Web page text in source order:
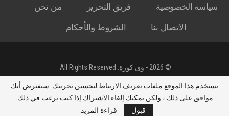
سياسة الخصوصية فريق التحرير
من نحن
الاتصال بنا
الشروط والأحكام
© 2026 - وى كورة. All Rights Reserved.
جميع الحقوق محفوظة لموقع وى كورة - تصميم : ياسين محمد الشحات
العريني
يستخدم هذا الموقع ملفات تعريف الارتباط لتحسين تجربتك. سنفترض أنك
موافق على ذلك ، ولكن يمكنك إلغاء الاشتراك إذا كنت ترغب في ذلك.
قبول
قراءة المزيد